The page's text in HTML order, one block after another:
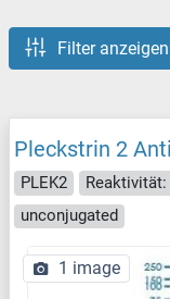
Filter anzeigen
Pleckstrin 2
PLEK2
unconjugated
1 image